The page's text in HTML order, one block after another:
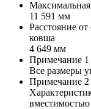
Максимальная
11 591 мм
Расстояние
ковша
4 649 мм
Примечание 1
Все размеры
Примечание 2
вместимостью